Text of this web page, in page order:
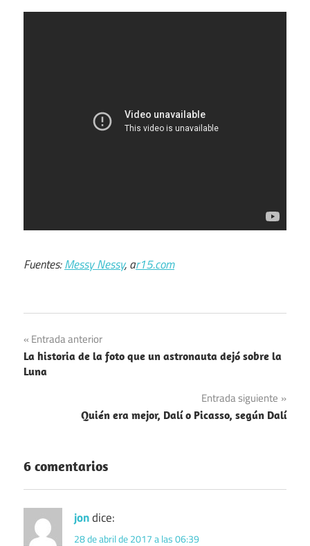
Fuentes:Messy Nessy, ar15.com
Navegación
de
Entrada anterior
La historia de la foto que un astronauta dejó sobre la
Luna
Entrada siguiente
Quién era mejor, Dalí o Picasso, según Dalí
6 comentarios
jondice:
28 de abril de 2017 a las 06:39